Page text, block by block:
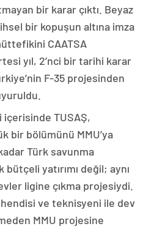
bir karar çıktı. Beyaz
bir kopuşun altına imza
CAATSA
yıl, 2’nci bir tarihi karar
F-35 projesinden
içerisinde TUSAŞ,
bir bölümünü MMU’ya
Türk savunma
yatırımı değil; aynı
ligine çıkma projesiydi.
ve teknisyeni ile dev
MMU projesine